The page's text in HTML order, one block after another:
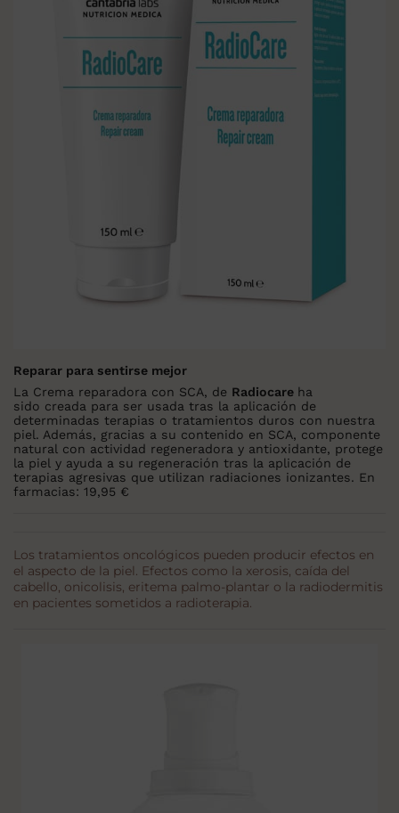
Reparar para sentirse mejor
La Crema reparadora con SCA, de Radiocare ha
sido creada para ser usada tras la aplicación de
determinadas terapias o tratamientos duros con nuestra
piel. Además, gracias a su contenido en SCA, componente
natural con actividad regeneradora y antioxidante, protege
la piel y ayuda a su regeneración tras la aplicación de
terapias agresivas que utilizan radiaciones ionizantes. En
farmacias: 19,95 €
Los tratamientos oncológicos pueden producir efectos en
el aspecto de la piel. Efectos como la xerosis, caída del
cabello, onicolisis, eritema palmo-plantar o la radiodermitis
en pacientes sometidos a radioterapia.